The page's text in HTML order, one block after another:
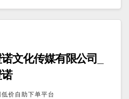
文化传媒有限公司_
低价自助下单平台